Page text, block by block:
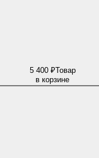
5 400 ₽Товар
в корзине